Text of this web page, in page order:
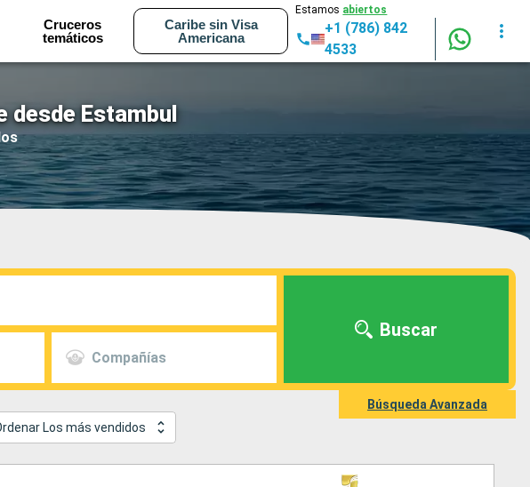
Cruceros
temáticos
Caribe sin Visa
Americana
Estamos abiertos
+1 (786) 842
4533
desde Estambul
Compañías
Buscar
Búsqueda Avanzada
Los más vendidos